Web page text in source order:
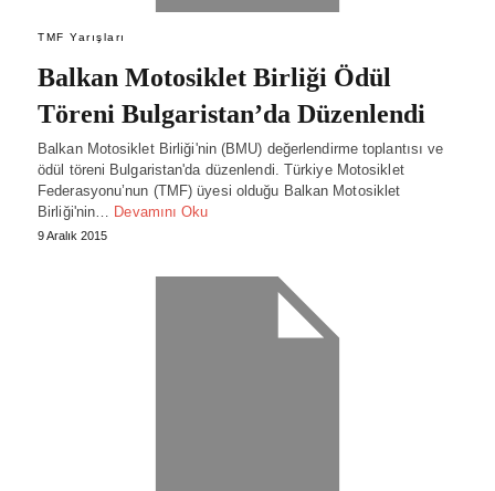
TMF Yarışları
Balkan Motosiklet Birliği Ödül
Töreni Bulgaristan’da Düzenlendi
Balkan Motosiklet Birliği'nin (BMU) değerlendirme toplantısı ve
ödül töreni Bulgaristan'da düzenlendi. Türkiye Motosiklet
Federasyonu’nun (TMF) üyesi olduğu Balkan Motosiklet
Birliği'nin… Devamını Oku
9 Aralık 2015